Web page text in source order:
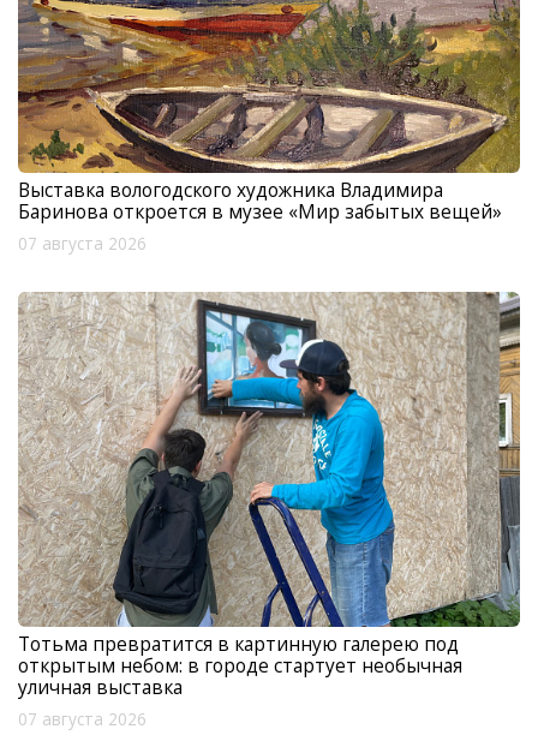
Выставка вологодского художника Владимира
Баринова откроется в музее «Мир забытых вещей»
07 августа 2026
Тотьма превратится в картинную галерею под
открытым небом: в городе стартует необычная
уличная выставка
07 августа 2026